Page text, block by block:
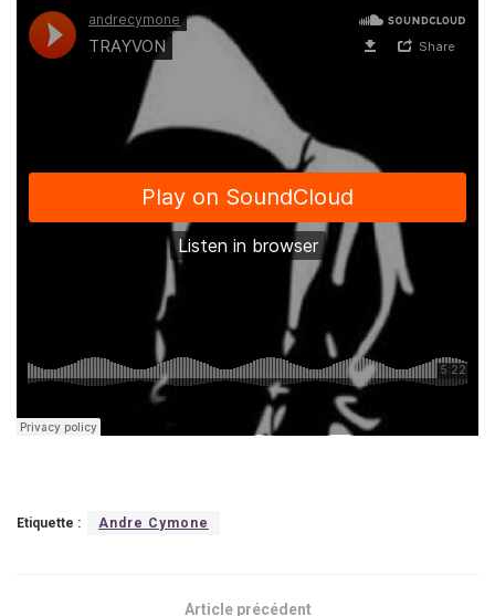
Etiquette : Andre Cymone
Article précédent